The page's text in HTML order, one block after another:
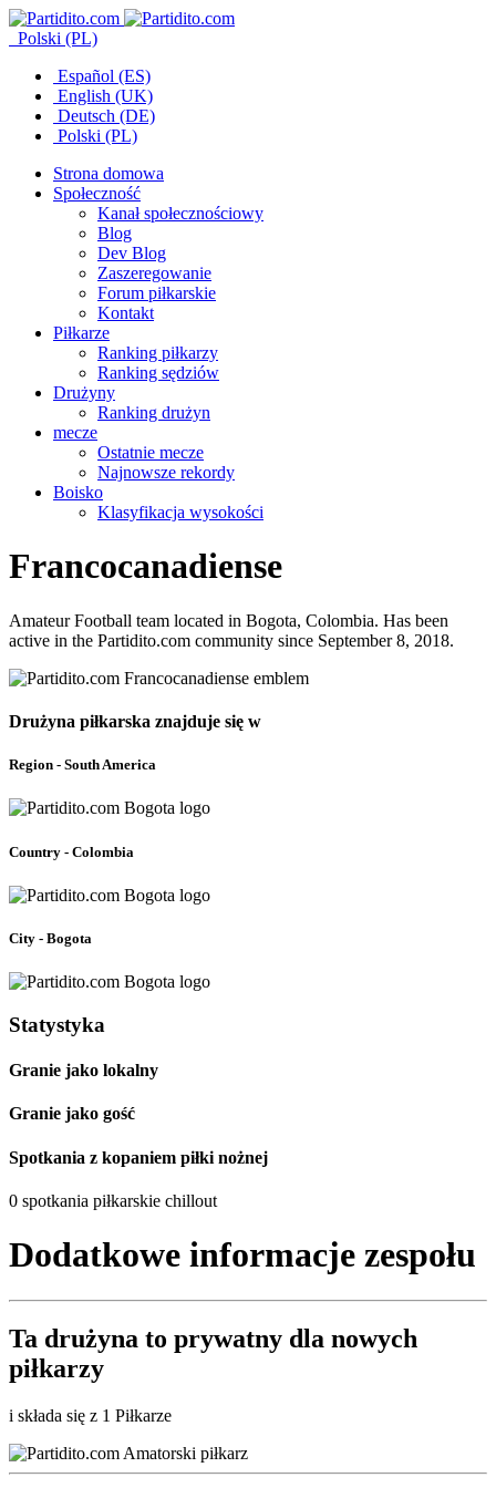
Polski (PL)
Español (ES)
English (UK)
Deutsch (DE)
Polski (PL)
Strona domowa
Społeczność
Kanał społecznościowy
Blog
Dev Blog
Zaszeregowanie
Forum piłkarskie
Kontakt
Piłkarze
Ranking piłkarzy
Ranking sędziów
Drużyny
Ranking drużyn
mecze
Ostatnie mecze
Najnowsze rekordy
Boisko
Klasyfikacja wysokości
Francocanadiense
Amateur Football team located in Bogota, Colombia. Has been
active in the Partidito.com community since September 8, 2018.
Drużyna piłkarska znajduje się w
Region - South America
Country - Colombia
City - Bogota
Statystyka
Granie jako lokalny
Granie jako gość
Spotkania z kopaniem piłki nożnej
0 spotkania piłkarskie chillout
Dodatkowe informacje zespołu
Ta drużyna to prywatny dla nowych
piłkarzy
i składa się z 1 Piłkarze